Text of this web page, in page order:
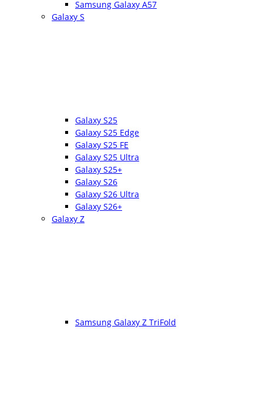
Samsung Galaxy A57
Galaxy S
Galaxy S25
Galaxy S25 Edge
Galaxy S25 FE
Galaxy S25 Ultra
Galaxy S25+
Galaxy S26
Galaxy S26 Ultra
Galaxy S26+
Galaxy Z
Samsung Galaxy Z TriFold